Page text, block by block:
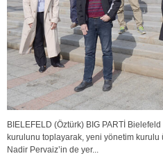
BIELEFELD (Öztürk) BIG PARTİ
kurulunu toplayarak, yeni yönetim kurulu
Nadir Pervaiz’in de yer...